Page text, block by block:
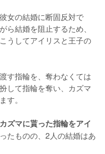
女の結婚に断固反対で
ら結婚を阻止するため、
こうしてアイリスと王子の
す指輪を、奪わなくては
して指輪を奪い、カズマ
す。
ズマに貰った指輪をアイ
たものの、2人の結婚はあ